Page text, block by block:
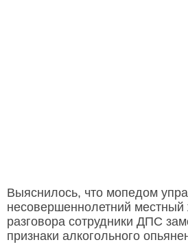
Выяснилось, что мопедом
несовершеннолетний
разговора сотрудники ДПС
признаки алкогольного